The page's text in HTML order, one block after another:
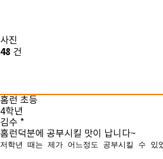
사진
48 건
홈런 초등
4학년
김수 *
홈런덕분에 공부시킬 맛이 납니다~
저학년 때는 제가 어느정도 공부시킬 수 있